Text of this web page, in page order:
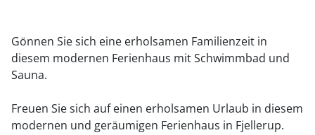
Gönnen Sie sich eine erholsamen Familienzeit in
diesem modernen Ferienhaus mit Schwimmbad und
Sauna.
Freuen Sie sich auf einen erholsamen Urlaub in diesem
modernen und geräumigen Ferienhaus in Fjellerup.